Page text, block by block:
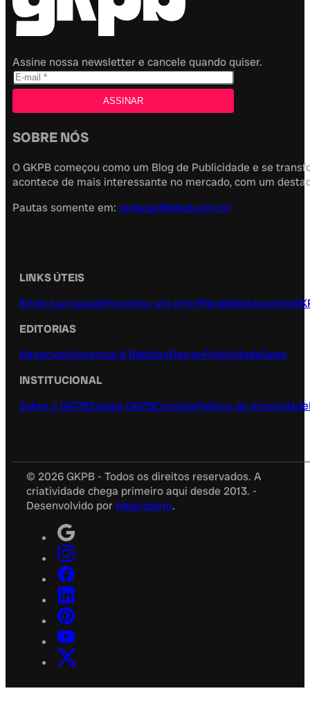
Assine nossa newsletter e cancele quando quiser.
SOBRE NÓS
O GKPB começou como um Blog de Publicidade e se
acontece de mais interessante no mercado, com um
Pautas somente em: redacao@gkpb.com.br
LINKS ÚTEIS
Envie sua pautaEncontrou um erro?RecebidosAnuncie
EDITORIAS
NegóciosAlimentos & BebidasDesignPublicidadeGeek
INSTITUCIONAL
Sobre o GKPBEquipe GKPBContatoPolítica de privacidade
© 2026 GKPB - Todos os direitos reservados. A
criatividade chega primeiro aqui desde 2013. -
Desenvolvido por Hiperstorm.